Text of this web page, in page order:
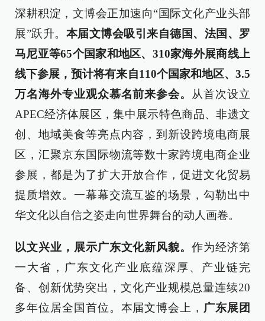
深耕积淀，文博会正加速向“国际文化产业头部
展”跃升。 本届文博会吸引来自德国、法国、罗
马尼亚等65个国家和地区、310家海外展商线上
线下参展 ，预计将有来自110个国家和地区、3.5
万名海外专业观众慕名前来参会。 从首次设立
APEC经济体展区，集中展示特色商品、非遗文
创、地域美食等亮点内容，到新设跨境电商展
区，汇聚京东国际物流等数十家跨境电商企业
参展，都是为了扩大开放合作，促进文化贸易
提质增效。一幕幕交流互鉴的场景，勾勒出中
华文化以自信之姿走向世界舞台的动人画卷。
以文兴业，展示广东文化新风貌。作为经济第
一大省，广东文化产业底蕴深厚、产业链完
备、创新优势突出，文化产业规模总量连续20
多年位居全国首位。本届文博会上， 广东展团